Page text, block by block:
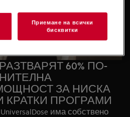
60% ПО-
ЗА НИСКА
КРАТКИ ПРОГРАМИ
има собствено
Приемане на всички
бисквитки